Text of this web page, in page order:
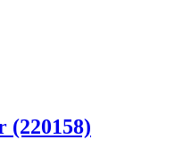
(220158)